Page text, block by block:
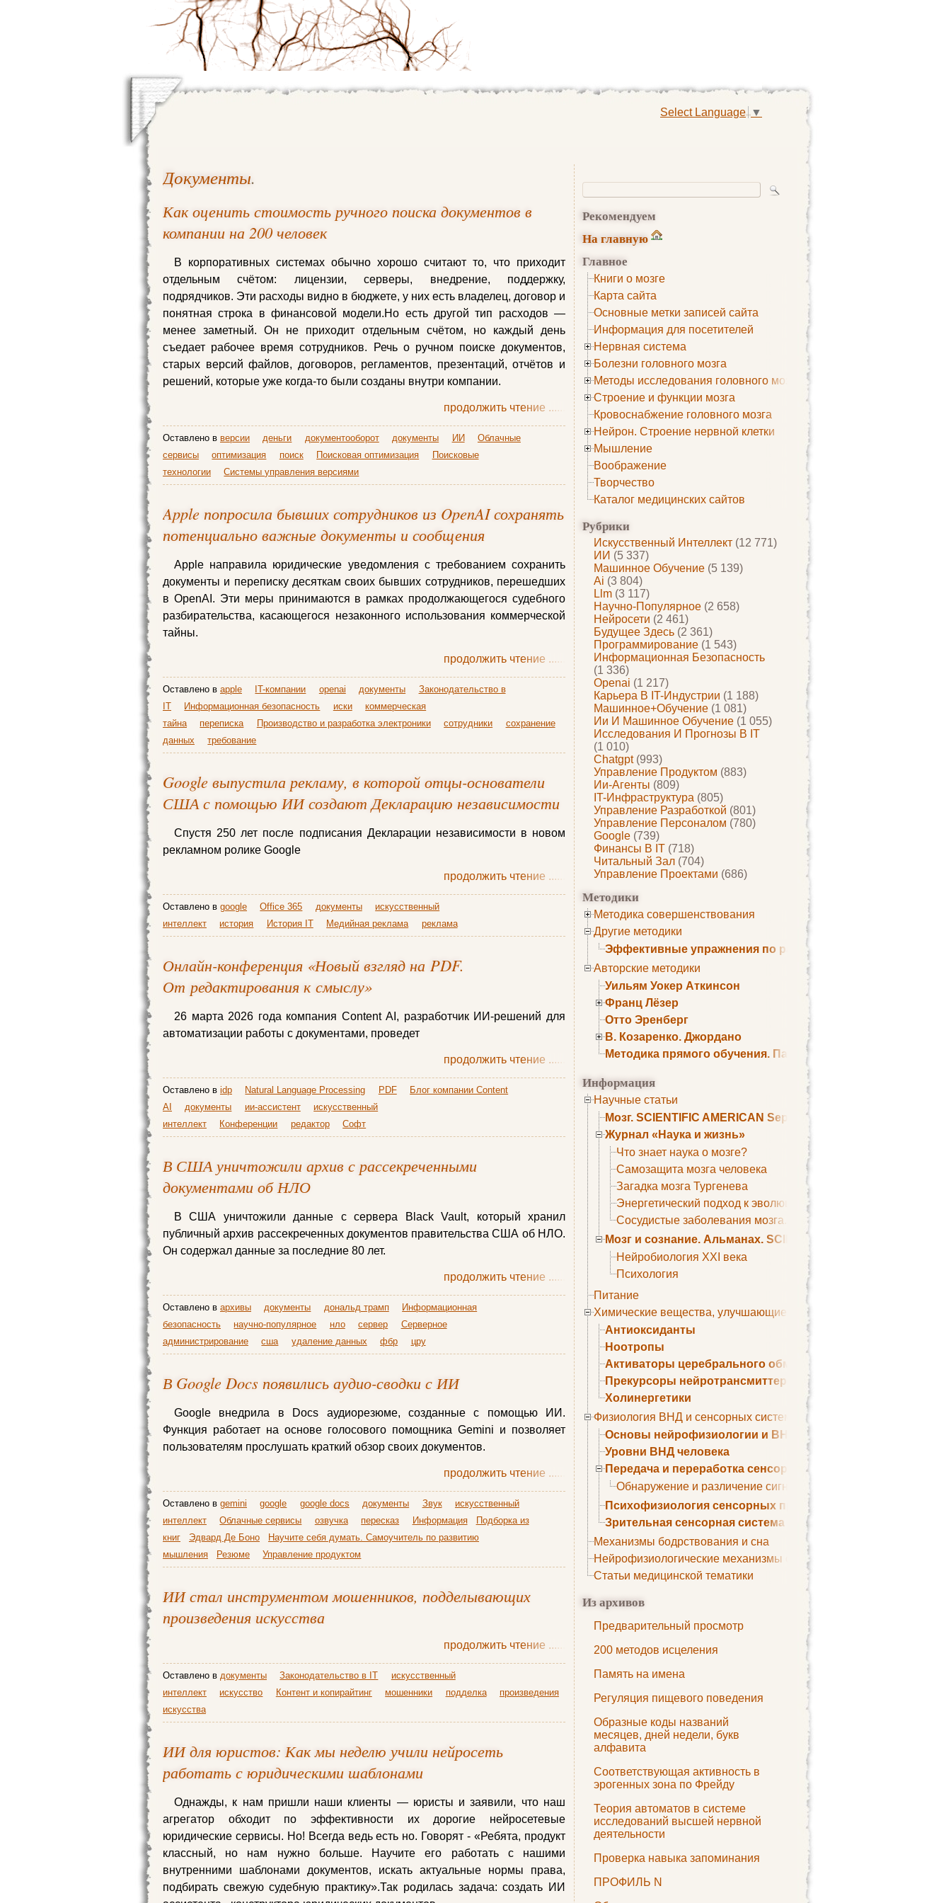
Select Language ▼
Рекомендуем
На главную
Главное
Книги о мозге
Карта сайта
Основные метки записей сайта
Информация для посетителей
Нервная система
Болезни головного мозга
Методы исследования головного мозга
Строение и функции мозга
Кровоснабжение головного мозга
Нейрон. Строение нервной клетки
Мышление
Воображение
Творчество
Каталог медицинских сайтов
Рубрики
Искусственный Интеллект (12 771)
ИИ (5 337)
Машинное Обучение (5 139)
Ai (3 804)
Llm (3 117)
Научно-Популярное (2 658)
Нейросети (2 461)
Будущее Здесь (2 361)
Программирование (1 543)
Информационная Безопасность
(1 336)
Openai (1 217)
Карьера В IT-Индустрии (1 188)
Машинное+обучение (1 081)
Ии И Машинное Обучение (1 055)
Исследования И Прогнозы В IT
(1 010)
Chatgpt(993)
Управление Продуктом (883)
Ии-Агенты (809)
IT-Инфраструктура (805)
Управление Разработкой (801)
Управление Персоналом (780)
Google (739)
Финансы В IT (718)
Читальный Зал (704)
Управление Проектами (686)
Методики
Методика совершенствования
Другие методики
Эффективные упражнения по развитию памяти
Авторские методики
Уильям Уокер Аткинсон
Франц Лёзер
Отто Эренберг
В. Козаренко. Джордано
Методика прямого обучения. Пауль Шелли
Информация
Научные статьи
Мозг. SCIENTIFIC AMERICAN September 1979
Журнал «Наука и жизнь»
Что знает наука о мозге?
Самозащита мозга человека
Загадка мозга Тургенева
Энергетический подход к эволюции мозга
Сосудистые заболевания мозга. Все может начаться с
Мозг и сознание. Альманах. SCIENTIFIC AMERICAN
Нейробиология XXI века
Психология
Питание
Химические вещества, улучшающие умственные способности
Антиоксиданты
Ноотропы
Активаторы церебрального обмена веществ
Прекурсоры нейротрансмиттеров
Холинергетики
Физиология ВНД и сенсорных систем
Основы нейрофизиологии и ВНД
Уровни ВНД человека
Передача и переработка сенсорных сигналов
Обнаружение и различение сигналов. Сенсорная рецепция
Психофизиология сенсорных процессов
Зрительная сенсорная система
Механизмы бодрствования и сна
Нейрофизиологические механизмы сна
Статьи медицинской тематики
Из архивов
Предварительный просмотр
200 методов исцеления
Память на имена
Регуляция пищевого поведения
Образные коды названий
месяцев, дней недели, букв
алфавита
Соответствующая активность в
эрогенных зона по Фрейду
Теория автоматов в системе
исследований высшей нервной
деятельности
Проверка навыка запоминания
ПРОФИЛЬ N
Документы.
Как оценить стоимость ручного поиска документов в
компании на 200 человек
В корпоративных системах обычно хорошо считают то, что приходит
отдельным счётом: лицензии, серверы, внедрение, поддержку,
подрядчиков. Эти расходы видно в бюджете, у них есть владелец, договор и
понятная строка в финансовой модели.Но есть другой тип расходов —
менее заметный. Он не приходит отдельным счётом, но каждый день
съедает рабочее время сотрудников. Речь о ручном поиске документов,
старых версий файлов, договоров, регламентов, презентаций, отчётов и
решений, которые уже когда-то были созданы внутри компании.
продолжить чтение ......
Оставлено в версии деньги документооборот документы ИИ
Облачные
сервисы
оптимизация поиск Поисковая оптимизация
Поисковые
технологии
Системы управления версиями
Apple попросила бывших сотрудников из OpenAI сохранять
потенциально важные документы и сообщения
Apple направила юридические уведомления с требованием сохранить
документы и переписку десяткам своих бывших сотрудников, перешедших
в OpenAI. Эти меры принимаются в рамках продолжающегося судебного
разбирательства, касающегося незаконного использования коммерческой
тайны.
продолжить чтение ......
Оставлено в apple IT-компании openai документы
Законодательство в
IT
Информационная безопасность иски
коммерческая
тайна
переписка Производство и разработка электроники сотрудники
сохранение
данных
требование
Google выпустила рекламу, в которой отцы-основатели
США с помощью ИИ создают Декларацию независимости
Спустя 250 лет после подписания Декларации независимости в новом
рекламном ролике Google
продолжить чтение ......
Оставлено в google Office 365 документы
искусственный
интеллект
история История IT Медийная реклама реклама
Онлайн-конференция «Новый взгляд на PDF.
От редактирования к смыслу»
26 марта 2026 года компания Content AI, разработчик ИИ-решений для
автоматизации работы с документами, проведет
продолжить чтение ......
Оставлено в idp Natural Language Processing PDF
Блог компании Content
AI
документы ии-ассистент
искусственный
интеллект
Конференции редактор Софт
В США уничтожили архив с рассекреченными
документами об НЛО
В США уничтожили данные с сервера Black Vault, который хранил
публичный архив рассекреченных документов правительства США об НЛО.
Он содержал данные за последние 80 лет.
продолжить чтение ......
Оставлено в архивы документы дональд трамп
Информационная
безопасность
научно-популярное нло сервер
Серверное
администрирование
сша удаление данных фбр цру
В Google Docs появились аудио-сводки с ИИ
Google внедрила в Docs аудиорезюме, созданные с помощью ИИ.
Функция работает на основе голосового помощника Gemini и позволяет
пользователям прослушать краткий обзор своих документов.
продолжить чтение ......
Оставлено в gemini google google docs документы Звук
искусственный
интеллект
Облачные сервисы озвучка пересказ Информация
Подборка из
книг
Эдвард Де Боно
Научите себя думать. Самоучитель по развитию
мышления
Резюме Управление продуктом
ИИ стал инструментом мошенников, подделывающих
произведения искусства
продолжить чтение ......
Оставлено в документы Законодательство в IT
искусственный
интеллект
искусство Контент и копирайтинг мошенники подделка
произведения
искусства
ИИ для юристов: Как мы неделю учили нейросеть
работать с юридическими шаблонами
Однажды, к нам пришли наши клиенты — юристы и заявили, что наш
агрегатор обходит по эффективности их дорогие нейросетевые
юридические сервисы. Но! Всегда ведь есть но. Говорят - «Ребята, продукт
классный, но нам нужно больше. Научите его работать с нашими
внутренними шаблонами документов, искать актуальные нормы права,
подбирать свежую судебную практику».Так родилась задача: создать ИИ